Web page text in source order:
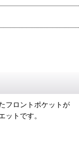
フロントポケットが
ットです。